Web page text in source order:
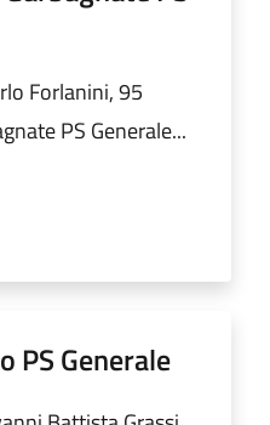
Forlanini, 95
PS Generale...
PS Generale